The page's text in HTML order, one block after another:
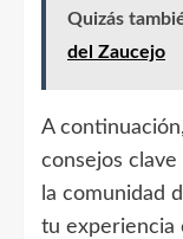
Quizás
del Zaucejo
A
consejos
la comunidad
tu experiencia